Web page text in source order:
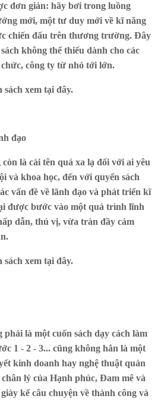
đơn giản: hãy bơi trong luồng
mới, một tư duy mới về kĩ năng
chiến đấu trên thương trường. Đây
không thể thiếu dành cho các
công ty từ nhỏ tới lớn.
sách xem tại đây.
đạo
là cái tên quá xa lạ đối với ai yêu
và khoa học, đến với quyển sách
vấn đề về lãnh đạo và phát triển kĩ
được bước vào một quá trình lĩnh
dẫn, thú vị, vừa tràn đầy cảm
sách xem tại đây.
là một cuốn sách dạy cách làm
1 - 2 - 3... cũng không hẳn là một
kinh doanh hay nghệ thuật quản
lý của Hạnh phúc, Đam mê và
kể câu chuyện về thành công và